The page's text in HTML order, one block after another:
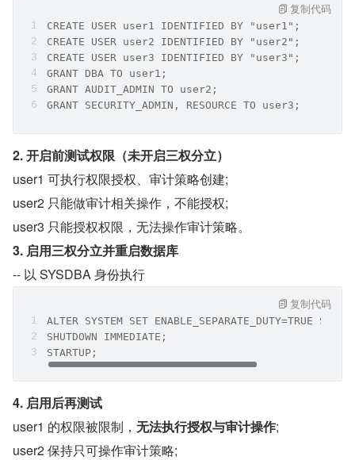
CREATE USER user1 IDENTIFIED BY "user1";
CREATE USER user2 IDENTIFIED BY "user2";
CREATE USER user3 IDENTIFIED BY "user3";
GRANT DBA TO user1;
GRANT AUDIT_ADMIN TO user2;
GRANT SECURITY_ADMIN, RESOURCE TO user3;
复制代码
2. 开启前测试权限（未开启三权分立）
user1 可执行权限授权、审计策略创建;
user2 只能做审计相关操作，不能授权;
user3 只能授权权限，无法操作审计策略。
3. 启用三权分立并重启数据库
-- 以 SYSDBA 身份执行
ALTER SYSTEM SET ENABLE_SEPARATE_DUTY=TRUE
SHUTDOWN IMMEDIATE;
STARTUP;
复制代码
4. 启用后再测试
user1 的权限被限制， 无法执行授权与审计操作;
user2 保持只可操作审计策略;